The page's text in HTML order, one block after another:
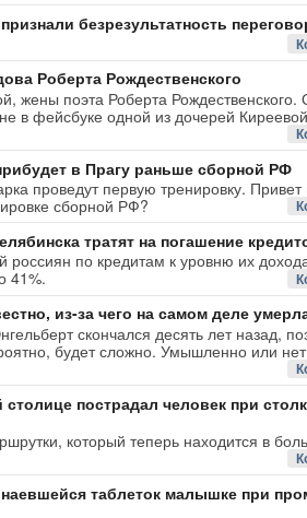
безрезультатность
Роберта Рождественского
жены поэта Роберта
в фейсбуке одной из дочерей
в Прагу раньше сборной РФ
проведут первую тренировку.
сборной РФ?
тратят на погашение
по кредитам к уровню их
41%.
из-за чего на самом деле
скончался десять лет назад,
будет сложно. Умышленно или
столице пострадал человек при
который теперь находится в
таблеток малышке при